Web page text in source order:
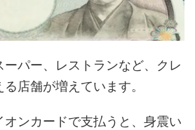
パー、レストランなど、クレ
店舗が増えています。
オンカードで支払うと、身震い